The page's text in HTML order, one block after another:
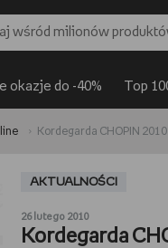
okazje do -40% Top
Kordegarda CHOPIN
AKTUALNOŚCI
26 lutego 2010
Kordegarda